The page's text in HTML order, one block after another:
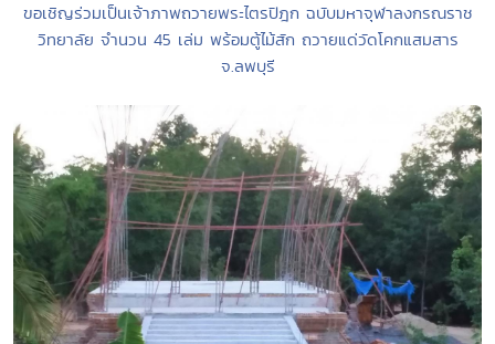
ขอเชิญร่วมเป็นเจ้าภาพถวายพระไตรปิฎก ฉบับมหาจุฬาลงกรณราช
วิทยาลัย จำนวน 45 เล่ม พร้อมตู้ไม้สัก ถวายแด่วัดโคกแสมสาร
จ.ลพบุรี